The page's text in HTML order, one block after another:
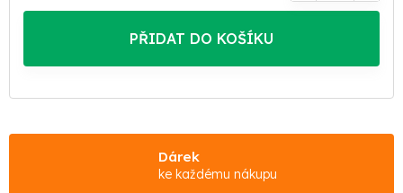
cena:
PŘIDAT DO KOŠÍKU
Dárek
ke každému nákupu